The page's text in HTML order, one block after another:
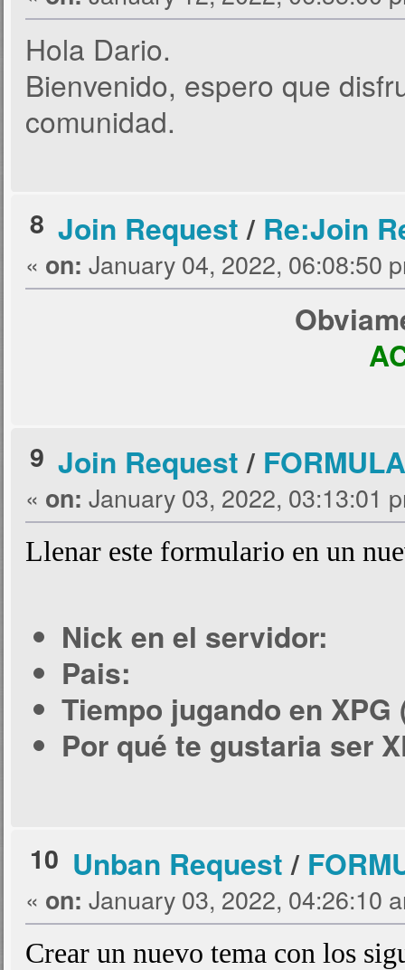
Hola Dario.
Bienvenido, espero que
comunidad.
8 Join Request/ Re:Join
« on: January 04, 2022, 06:08:50
9 Join Request/
« on: January 03, 2022, 03:13:01
Llenar este formulario en un
Nick en el servidor:
Pais:
Tiempo jugando en
Por qué te gustaria ser
10 Unban Request/
« on: January 03, 2022, 04:26:10
Crear un nuevo tema con los